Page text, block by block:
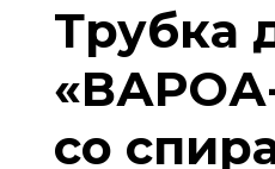
Трубка
со